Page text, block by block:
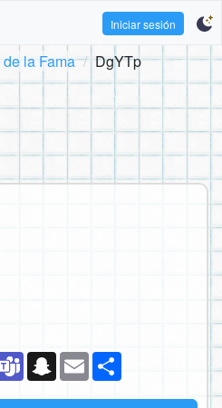
Iniciar sesión
la Fama DgYTp
TeamsSnapchat
Email